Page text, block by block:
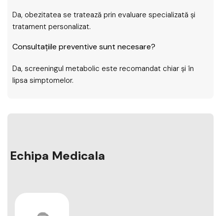
Da, obezitatea se tratează prin evaluare specializată și
tratament personalizat.
Consultațiile preventive sunt necesare?
Da, screeningul metabolic este recomandat chiar și în
lipsa simptomelor.
Echipa Medicala